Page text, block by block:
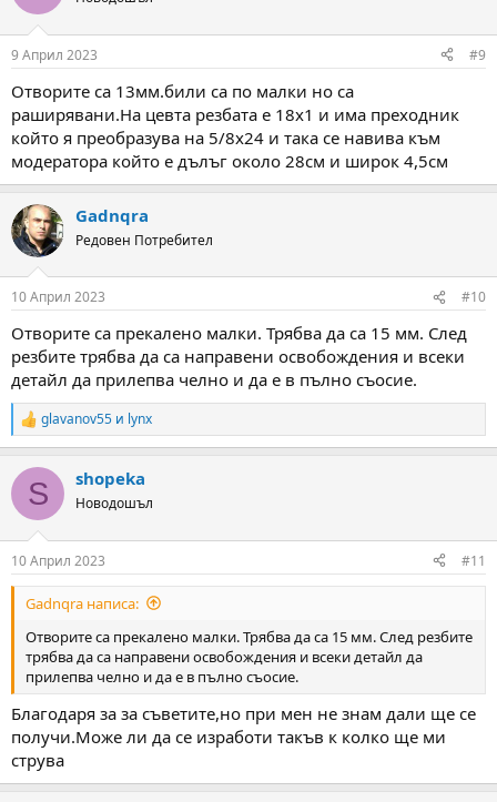
9 Април 2023 #9
Отворите са 13мм.били са по малки но са
раширявани.На цевта резбата е 18х1 и има преходник
който я преобразува на 5/8х24 и така се навива към
модератора който е дълъг около 28см и широк 4,5см
Gadnqra
Редовен Потребител
10 Април 2023 #10
Отворите са прекалено малки. Трябва да са 15 мм. След
резбите трябва да са направени освобождения и всеки
детайл да прилепва челно и да е в пълно съосие.
R
e
c
i
s
:
glavanov55 и lynx
S shopeka
Новодошъл
10 Април 2023 #11
Gadnqra написа:
Отворите са прекалено малки. Трябва да са 15 мм. След резбите
трябва да са направени освобождения и всеки детайл да
прилепва челно и да е в пълно съосие.
Благодаря за за съветите,но при мен не знам дали ще се
получи.Може ли да се изработи такъв к колко ще ми
струва